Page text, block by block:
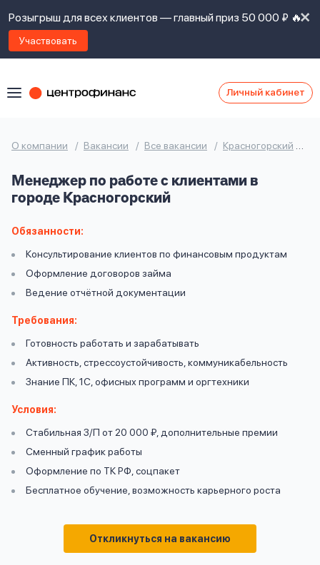
Розыгрыш для всех клиентов — главный приз 50 000 ₽ 🔥
Участвовать
Личный кабинет
О компании Вакансии Все вакансии Красногорский
Менеджер по работе с клиентами в
городе Красногорский
Обязанности:
Консультирование клиентов по финансовым продуктам
Оформление договоров займа
Ведение отчётной документации
Требования:
Готовность работать и зарабатывать
Активность, стрессоустойчивость, коммуникабельность
Знание ПК, 1С, офисных программ и оргтехники
Условия:
Стабильная З/П от 20 000 ₽, дополнительные премии
Сменный график работы
Оформление по ТК РФ, соцпакет
Бесплатное обучение, возможность карьерного роста
Откликнуться на вакансию
Оформить заявку
контакты
Задать
вопрос
Ответы
на
вопросы
Ок
Ок
Я
правилами
предоставления
политикой
даю
согласие